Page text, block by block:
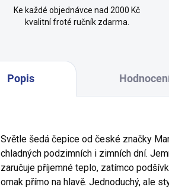
Ke každé objednávce nad 2000 Kč
kvalitní froté ručník zdarma.
Popis
Světle šedá čepice od české značky
chladných podzimních i zimních dní.
zaručuje příjemné teplo, zatímco
omak přímo na hlavě. Jednoduchý, ale